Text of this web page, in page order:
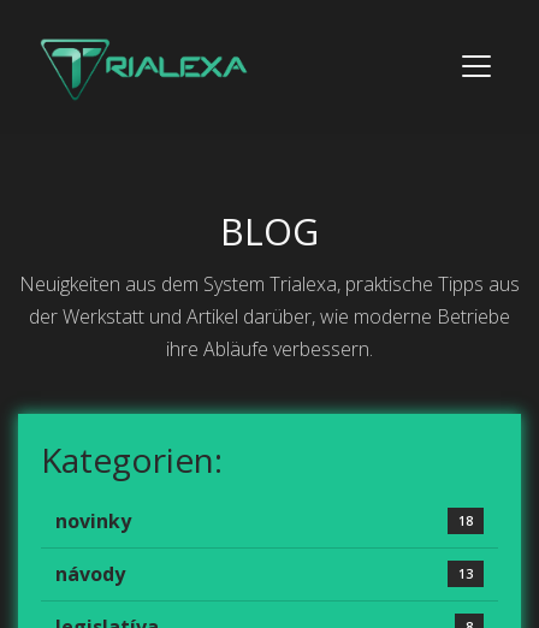
BLOG
Neuigkeiten aus dem System Trialexa, praktische Tipps aus
der Werkstatt und Artikel darüber, wie moderne Betriebe
ihre Abläufe verbessern.
Kategorien:
novinky 18
návody 13